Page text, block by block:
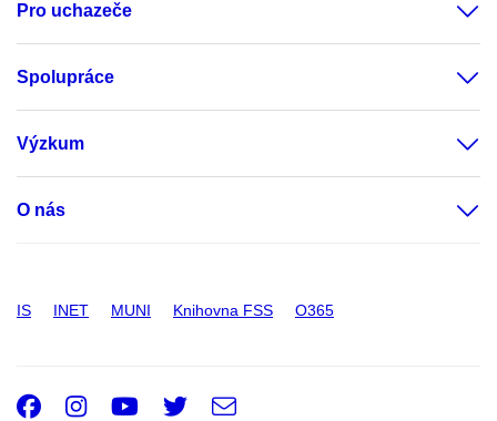
Pro uchazeče
Spolupráce
Výzkum
O nás
IS INET MUNI Knihovna FSS O365
Facebook
Instagram
Youtube
Twitter
e-